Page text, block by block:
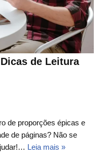
de Leitura
de proporções épicas e
de páginas? Não se
Leia mais »